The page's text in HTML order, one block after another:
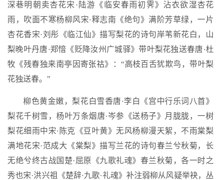
深巷明朝卖杏花宋·陆游《临安春雨初霁》沾衣欲湿杏花
雨，吹面不寒杨柳风宋·释志南《绝句》满阶芳草绿，一片
杏花香宋·刘彤《临江仙》描写梨花的诗句岸苇新花白，山
梨晚叶丹唐·郑愔《贬降汝州广城驿》带叶梨花独送春唐·杜
牧《残春独来南亭因寄张祜》：“高枝百舌犹欺鸟，带叶梨
花独送春。”
柳色黄金嫩，梨花白雪香唐·李白《宫中行乐词八首》
梨花千树雪，杨叶万条烟唐·岑参《送杨子》月胧胧，一树
梨花细雨中宋·陈克《豆叶黄》无风杨柳漫天絮，不雨棠梨
满地花宋·范成大《棠梨》描写兰花的诗句春兰兮秋菊，长
无绝兮终古战国楚·屈原《九歌礼魂》春兰秋菊，各一时之
秀也宋·洪兴祖《楚辞·九歌·礼魂》补注弱柳从风疑举袂，丛